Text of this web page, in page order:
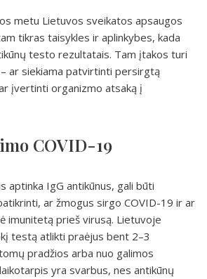
metu Lietuvos sveikatos apsaugos
tikras taisykles ir aplinkybes, kada
testo rezultatais. Tam įtakos turi
ar siekiama patvirtinti persirgtą
įvertinti organizmo atsaką į
COVID-19
aptinka IgG antikūnus, gali būti
ar žmogus sirgo COVID-19 ir ar
imunitetą prieš virusą. Lietuvoje
testą atlikti praėjus bent 2–3
pradžios arba nuo galimos
yra svarbus, nes antikūnų